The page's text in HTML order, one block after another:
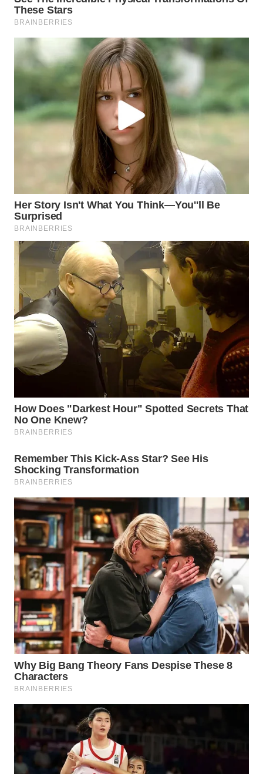
WN
TIMUR
WN
SEMARANG
BOROBUDUR
WN
MADURA
SURABAYA
NATUNA
WN
BINTAN
WN
WN
LIKUPANG
WN
LABUANBAJO
WN
BORNEO
Wahana
Media
Group
WAHANA
NEWS
WAHANA
TANI
WAHANA
WAHANA
INFRASTRUKTUR